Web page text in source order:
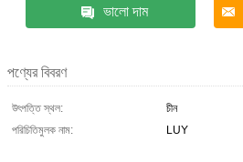
ভালো দাম
পণ্যের বিবরণ
উৎপত্তি স্থল:
চীন
পরিচিতিমুলক নাম:
LUY